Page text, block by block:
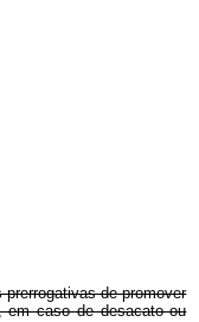
de promover
em caso de desacato ou